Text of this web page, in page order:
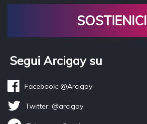
SOSTIENICI
Segui Arcigay su
Facebook: @Arcigay
Twitter: @arcigay